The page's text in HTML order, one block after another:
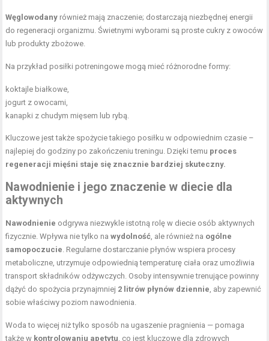
Węglowodany również mają znaczenie; dostarczają niezbędnej energii
do regeneracji organizmu. Świetnymi wyborami są proste cukry z owoców
lub produkty zbożowe.
Na przykład posiłki potreningowe mogą mieć różnorodne formy:
koktajle białkowe,
jogurt z owocami,
kanapki z chudym mięsem lub rybą.
Kluczowe jest także spożycie takiego posiłku w odpowiednim czasie –
najlepiej do godziny po zakończeniu treningu. Dzięki temu proces
regeneracji mięśni staje się znacznie bardziej skuteczny.
Nawodnienie i jego znaczenie w diecie dla
aktywnych
Nawodnienie odgrywa niezwykle istotną rolę w diecie osób aktywnych
fizycznie. Wpływa nie tylko nawydolność, ale również na ogólne
samopoczucie. Regularne dostarczanie płynów wspiera procesy
metaboliczne, utrzymuje odpowiednią temperaturę ciała oraz umożliwia
transport składników odżywczych. Osoby intensywnie trenujące powinny
dążyć do spożycia przynajmniej 2 litrów płynów dziennie, aby zapewnić
sobie właściwy poziom nawodnienia.
Woda to więcej niż tylko sposób na ugaszenie pragnienia — pomaga
także w kontrolowaniu apetytu, co jest kluczowe dla zdrowych